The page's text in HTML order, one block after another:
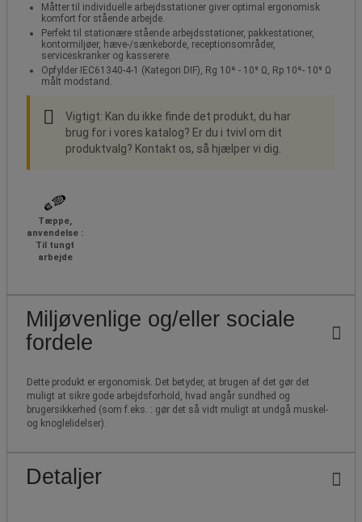
Måtter til individuelle arbejdsstationer giver optimal ergonomisk
komfort for stående arbejde.
Perfekt til stationære stående arbejdsstationer, pakkestationer,
kontormiljøer, hæve-/sænkeborde, receptionsområder,
serviceskranker og kasserere.
Opfylder IEC61340-4-1 (Kategori DIF), Rg 10⁶ - 10⁹ Ω, Rp 10⁶- 10⁹ Ω
målt modstand.
Vigtigt: Kan du ikke finde det produkt, du har
brug for i vores katalog? Er du i tvivl om dit
produktvalg? Kontakt os, så hjælper vi dig.
Tæppe,
anvendelse :
Til tungt
arbejde
Miljøvenlige og/eller sociale
fordele
Dette produkt er ergonomisk. Det betyder, at brugen af det gør det
muligt at sikre gode arbejdsforhold, hvad angår sundhed og
brugersikkerhed (som f.eks. : gør det så vidt muligt at undgå muskel-
og knoglelidelser).
Detaljer